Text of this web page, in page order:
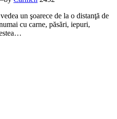
un şoarece de la o distanţă de
cu carne, păsări, iepuri,